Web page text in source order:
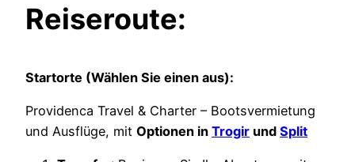
Reiseroute:
Startorte (Wählen Sie einen aus):
Providenca Travel & Charter – Bootsvermietung
und Ausflüge, mit Optionen in Trogir und Split